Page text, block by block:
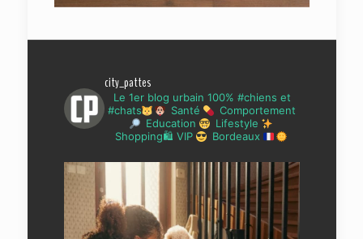
city_pattes
Le 1er blog urbain 100% #chiens et
#chats
Santé
Comportement
Education
Lifestyle
Shopping🛍 VIP
Bordeaux